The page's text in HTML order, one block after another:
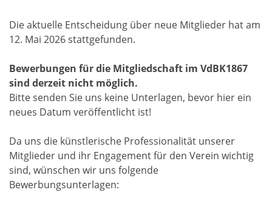
Die aktuelle Entscheidung über neue Mitglieder hat am
12. Mai 2026 stattgefunden.
Bewerbungen für die Mitgliedschaft im VdBK1867
sind derzeit nicht möglich.
Bitte senden Sie uns keine Unterlagen, bevor hier ein
neues Datum veröffentlicht ist!
Da uns die künstlerische Professionalität unserer
Mitglieder und ihr Engagement für den Verein wichtig
sind, wünschen wir uns folgende
Bewerbungsunterlagen: